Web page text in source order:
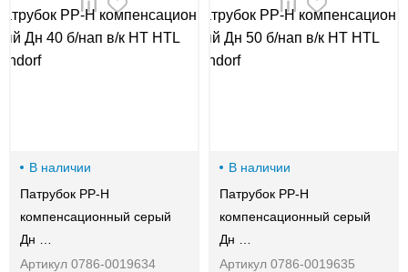
В наличии
Патрубок PP-H
компенсационный серый
Дн …
Артикул 0786-0019634
В наличии
Патрубок PP-H
компенсационный серый
Дн …
Артикул 0786-0019635